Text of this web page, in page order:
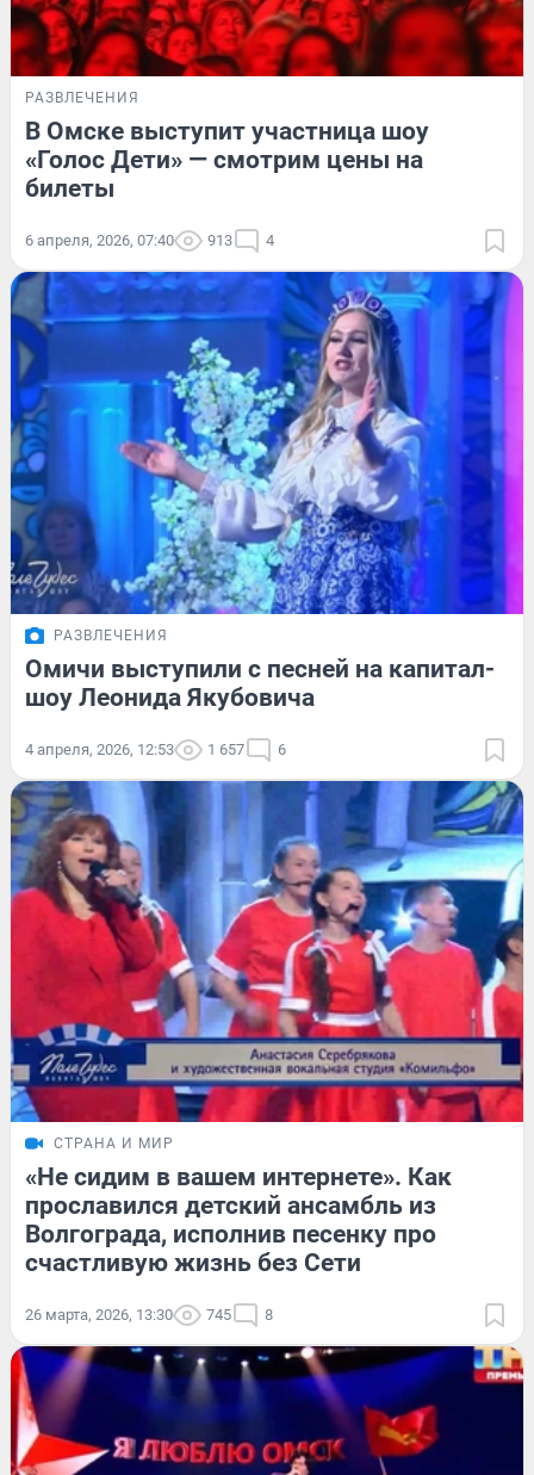
РАЗВЛЕЧЕНИЯ
В Омске выступит участница шоу
«Голос Дети» — смотрим цены на
билеты
6 апреля, 2026, 07:40 913 4
РАЗВЛЕЧЕНИЯ
Омичи выступили с песней на капитал-
шоу Леонида Якубовича
4 апреля, 2026, 12:53 1 657 6
СТРАНА И МИР
«Не сидим в вашем интернете». Как
прославился детский ансамбль из
Волгограда, исполнив песенку про
счастливую жизнь без Сети
26 марта, 2026, 13:30 745 8